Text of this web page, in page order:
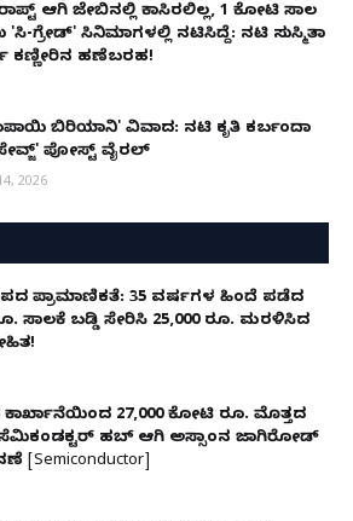
ಆಗಿ ಜೇಬಿನಲ್ಲಿ ಕಾಸಿರಲಿಲ್ಲ, ₹1 ಕೋಟಿ ಸಾಲ
'ಸಿ-ಗ್ರೇಡ್' ಸಿನಿಮಾಗಳಲ್ಲಿ ನಟಿಸಿದ್ದೆ: ನಟಿ ಸುಸ್ಮಿತಾ
ಕಣ್ಣೀರಿನ ಹಣೆಬರಹ!
ಬಿರಿಯಾನಿ' ವಿವಾದ: ನಟಿ ಕೃತಿ ಕರ್ಬಂದಾ
ಪೋಸ್ಟ್ ವೈರಲ್
2026
ಪ್ರಾಮಾಣಿಕತೆ: 35 ವರ್ಷಗಳ ಹಿಂದೆ ಪಡೆದ
ಸಾಲಕ್ಕೆ ಬಡ್ಡಿ ಸೇರಿಸಿ 25,000 ರೂ. ಮರಳಿಸಿದ
ಕಾರ್ಖಾನೆಯಿಂದ 27,000 ಕೋಟಿ ರೂ. ಮೊತ್ತದ
ಹಬ್ ಆಗಿ ಅಸ್ಸಾಂನ ಜಾಗಿರೋಡ್
[Semiconductor]